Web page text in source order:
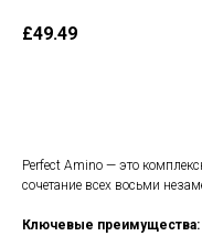
£49.49
Perfect Amino — это
сочетание всех восьми
Ключевые преимущества: